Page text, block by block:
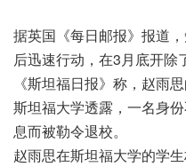
据英国《每日邮报》报道
后迅速行动，在3月底开除
《斯坦福日报》称，赵雨
斯坦福大学透露，一名身
息而被勒令退校。
赵雨思在斯坦福大学的学